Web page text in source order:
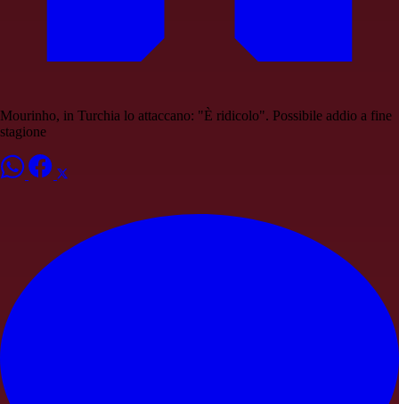
Mourinho, in Turchia lo attaccano: "È ridicolo". Possibile addio a fine
stagione